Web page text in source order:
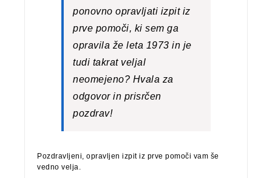
ponovno opravljati izpit iz
prve pomoči, ki sem ga
opravila že leta 1973 in je
tudi takrat veljal
neomejeno? Hvala za
odgovor in prisrčen
pozdrav!
Pozdravljeni, opravljen izpit iz prve pomoči vam še
vedno velja.